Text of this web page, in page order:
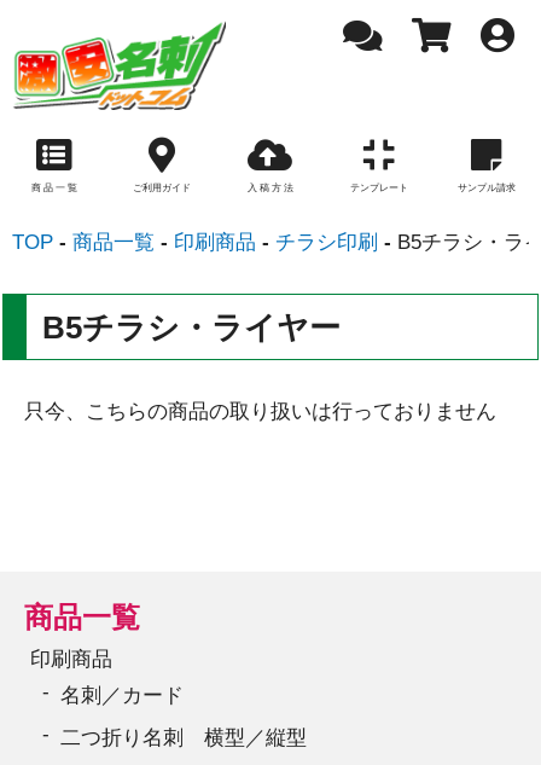
商 品 一 覧 ご利用ガイド 入 稿 方 法 テンプレート サンプル請求
TOP 商品一覧 印刷商品 チラシ印刷 B5チラシ・ラ
B5チラシ・ライヤー
只今、こちらの商品の取り扱いは行っておりません
商品一覧
印刷商品
名刺／カード
二つ折り名刺 横型／縦型